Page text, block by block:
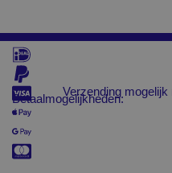
Betaalmogelijkheden:
Verzending mogelijk